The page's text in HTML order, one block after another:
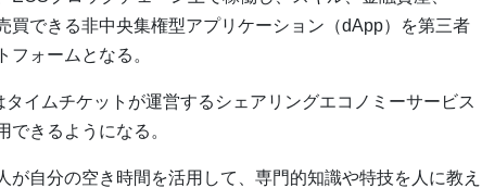
買できる非中央集権型アプリケーション（dApp）を第三者
フォームとなる。
タイムチケットが運営するシェアリングエコノミーサービス
きるようになる。
が自分の空き時間を活用して、専門的知識や特技を人に教え